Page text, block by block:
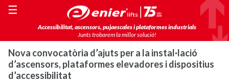
Accessibilitat, ascensors, pujaescales i plataformes industrials
Junts trobarem la millor solució!
☰
Nova convocatòria d’ajuts per a la instal·lació
d’ascensors, plataformes elevadores i dispositius
d’accessibilitat